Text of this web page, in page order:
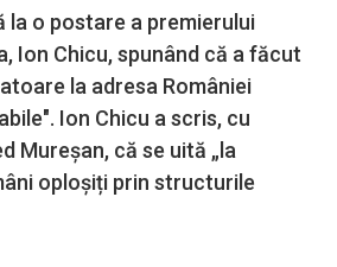
la o postare a premierului
Ion Chicu, spunând că a făcut
la adresa României
Ion Chicu a scris, cu
Mureșan, că se uită „la
oploșiți prin structurile